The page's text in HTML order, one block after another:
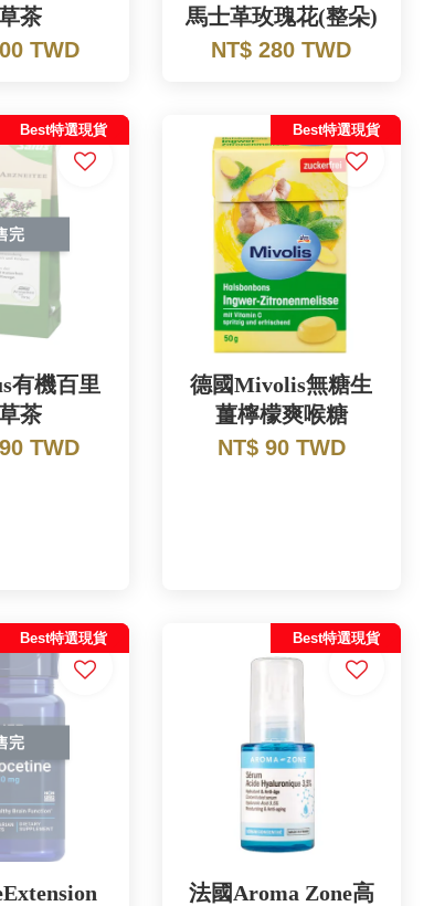
茶
TWD
馬士革玫瑰花(整朵)
NT$ 280 TWD
完
Best特選現貨
有機百里
茶
TWD
Best特選現貨
德國Mivolis無糖生
薑檸檬爽喉糖
NT$ 90 TWD
完
Best特選現貨 Best特選現貨
法國Aroma Zone高